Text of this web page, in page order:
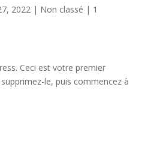
2022| Non classé | 1
Ceci est votre premier
le, puis commencez à